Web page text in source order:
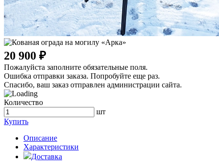
20 900 ₽
Пожалуйста заполните обязательные поля.
Ошибка отправки заказа. Попробуйте еще раз.
Спасибо, ваш заказ отправлен администрации сайта.
Количество
шт
Купить
Описание
Характеристики
Доставка